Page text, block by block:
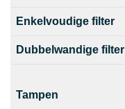
Enkelvoudige filter
Dubbelwandige filter
Tampen